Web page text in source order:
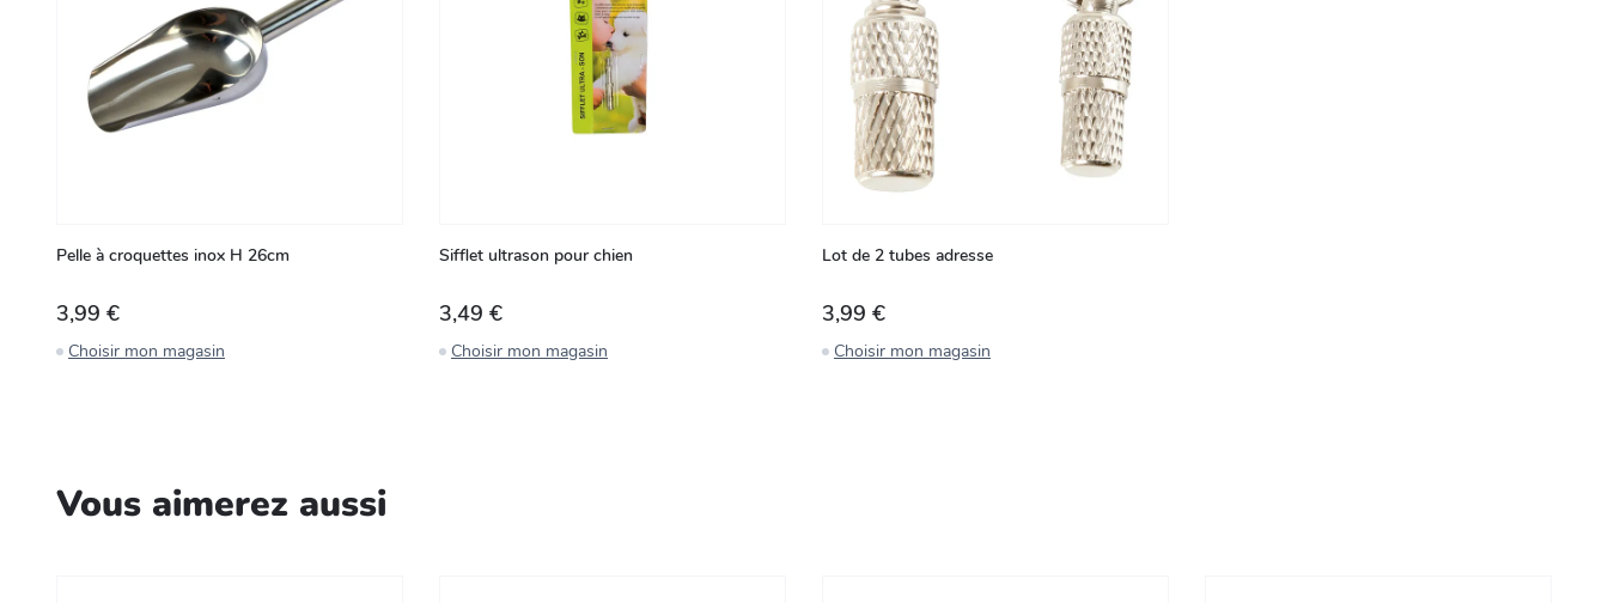
Pelle à croquettes inox H 26cm
3,99 €
Choisir mon magasin
Sifflet ultrason pour chien
3,49 €
Choisir mon magasin
Lot de 2 tubes adresse
3,99 €
Choisir mon magasin
Vous aimerez aussi